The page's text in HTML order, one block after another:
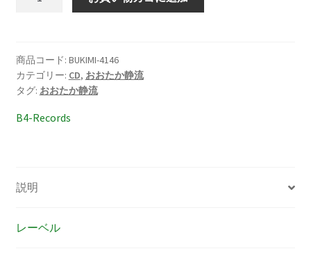
静
流
SUGARLAND
個
商品コード: BUKIMI-4146
カテゴリー: CD, おおたか静流
タグ: おおたか静流
B4-Records
説明
レーベル